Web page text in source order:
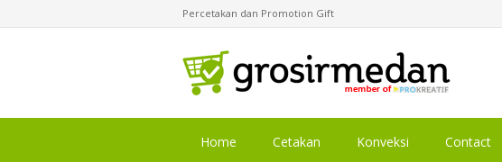
Percetakan dan Promotion Gift
Home Cetakan Konveksi Contact